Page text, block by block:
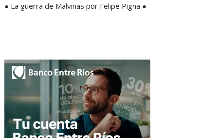
● La guerra de Malvinas por Felipe Pigna ●